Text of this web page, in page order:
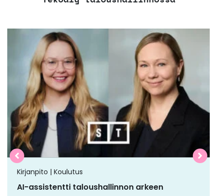
Kirjanpito | Koulutus
AI-assistentti taloushallinnon arkeen
tuotteella
useampi
muunnelma.
Voit
tehdä
valinnat
tuotteen
sivulla.